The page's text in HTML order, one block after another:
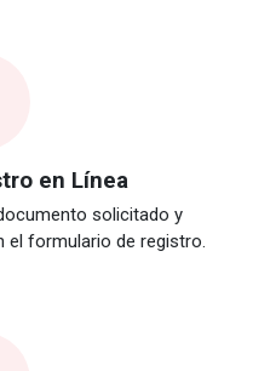
en Línea
solicitado y
el formulario de registro.